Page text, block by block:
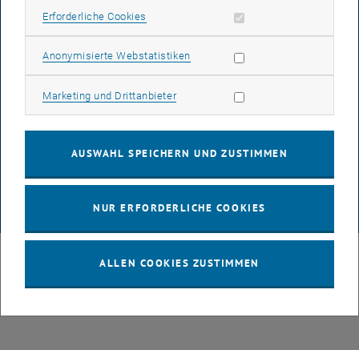
Subseiten von 3D
BARRIEREFREIHEITSERKLÄRUNG
DATENSCHUTZERKLÄRUNG (PDF)
Erforderliche Cookies Erforderliche Cookies zulassen
Anonymisierte WebstatistikenStatistik Cookies zulassen
Marketing und DrittanbieterMarketing Cookies zulassen
AUSWAHL SPEICHERN UND ZUSTIMMEN
NUR ERFORDERLICHE COOKIES
ALLEN COOKIES ZUSTIMMEN